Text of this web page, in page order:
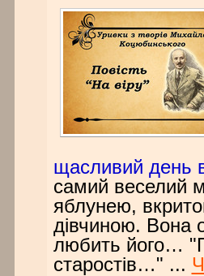
щасливий день
самий веселий
яблунею,
дівчиною. Вона
любить його…
старостів…" ...